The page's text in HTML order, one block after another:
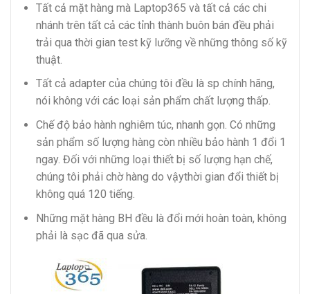
Tất cả mặt hàng mà Laptop365 và tất cả các chi
nhánh trên tất cả các tỉnh thành buôn bán đều phải
trải qua thời gian test kỹ lưỡng về những thông số kỹ
thuật.
Tất cả adapter của chúng tôi đều là sp chính hãng,
nói không với các loại sản phẩm chất lượng thấp.
Chế độ bảo hành nghiêm túc, nhanh gọn. Có những
sản phẩm số lượng hàng còn nhiều bảo hành 1 đổi 1
ngay. Đối với những loại thiết bị số lượng hạn chế,
chúng tôi phải chờ hàng do vậythời gian đổi thiết bị
không quá 120 tiếng.
Những mặt hàng BH đều là đổi mới hoàn toàn, không
phải là sạc đã qua sửa.